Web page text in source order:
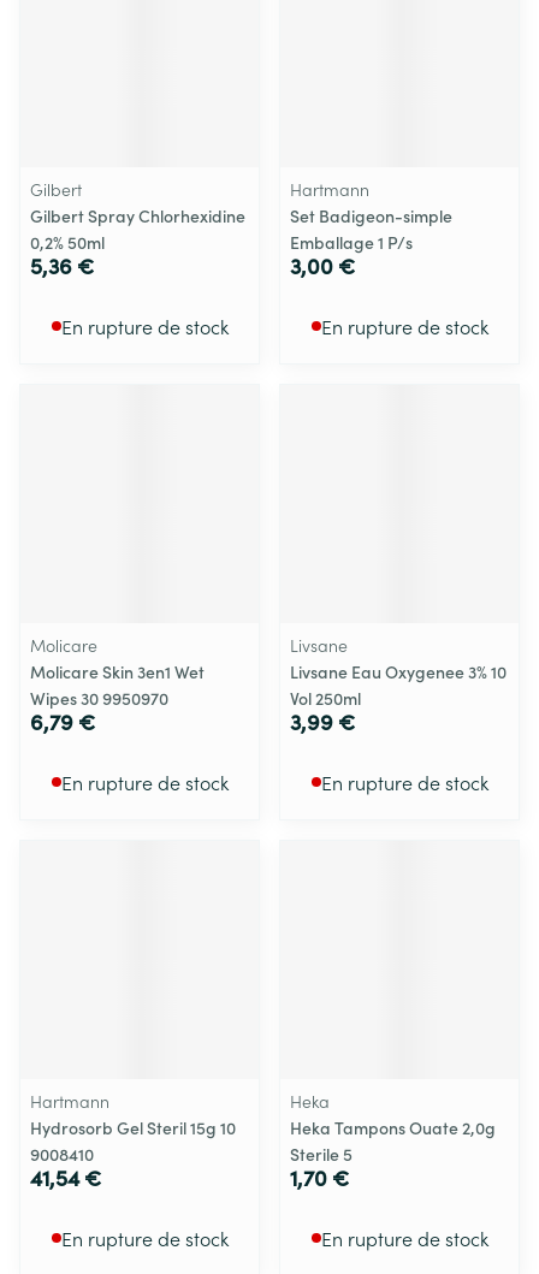
Gilbert
Gilbert Spray Chlorhexidine
0,2% 50ml
5,36 €
En rupture de stock
Hartmann
Set Badigeon-simple
Emballage 1 P/s
3,00 €
En rupture de stock
Molicare
Molicare Skin 3en1 Wet
Wipes 30 9950970
6,79 €
En rupture de stock
Livsane
Livsane Eau Oxygenee 3% 10
Vol 250ml
3,99 €
En rupture de stock
Hartmann
Hydrosorb Gel Steril 15g 10
9008410
41,54 €
En rupture de stock
Heka
Heka Tampons Ouate 2,0g
Sterile 5
1,70 €
En rupture de stock